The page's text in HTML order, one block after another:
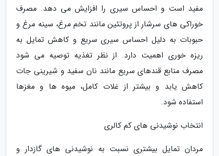
مفید است و احساس سیری را افزایش می دهد. مصرف
خوراکی های سرشار از پروتئین مانند تخم مرغ، سینه مرغ و
حبوبات به دلیل احساس سیری سریع و کاهش تمایل به
ریزه خوری اهمیت دارد. از نظر تغذیه توصیه می شود
مصرف منابع قندهای سریع مانند نان سفید و شیرینی جات
کاهش یابد و بیشتر از غلات کامل، میوه ها و مغزها
استفاده شود.
انتخاب نوشیدنی های کم کالری
مردان تمایل بیشتری نسبت به نوشیدنی های گازدار و